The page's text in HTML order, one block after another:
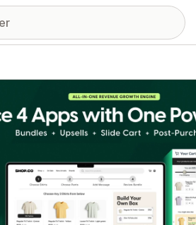
afbeeldingen